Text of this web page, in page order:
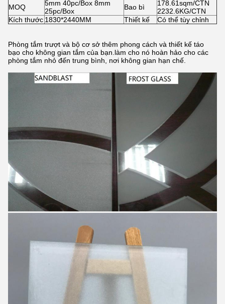
MOQ
5mm 40pc/Box 8mm
25pc/Box
Bao bì
178.61sqm/CTN
2232.6KG/CTN
Kích thước 1830*2440MM Thiết kế Có thể tùy chỉnh
Phòng tắm trượt và bộ cơ sở thêm phong cách và thiết kế táo
bạo cho không gian tắm của bạn.làm cho nó hoàn hảo cho các
phòng tắm nhỏ đến trung bình, nơi không gian hạn chế.